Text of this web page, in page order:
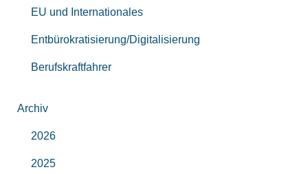
EU und Internationales
Entbürokratisierung/Digitalisierung
Berufskraftfahrer
Archiv
2026
2025